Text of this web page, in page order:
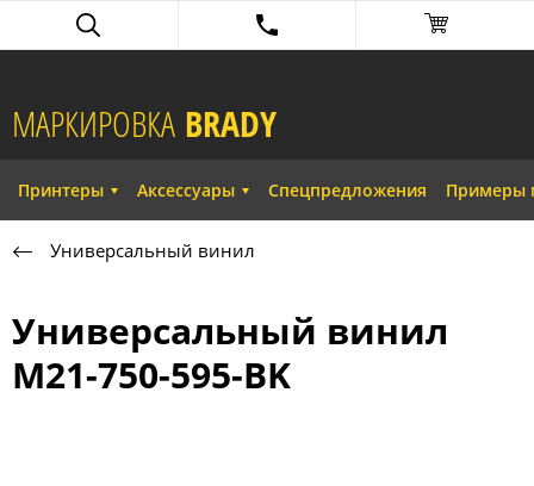
МАРКИРОВКА BRADY​
Принтеры Аксессуары Спецпредложения Примеры
Универсальный винил
Универсальный винил
M21-750-595-BK